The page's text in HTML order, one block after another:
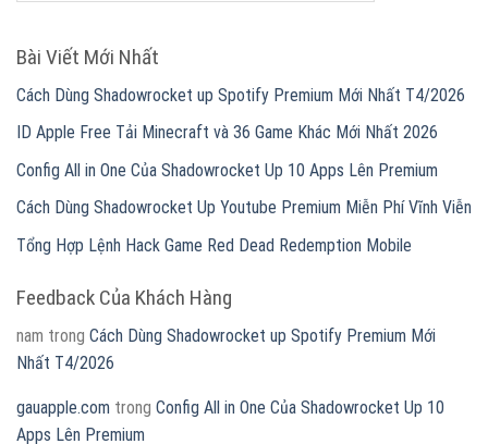
Bài Viết Mới Nhất
Cách Dùng Shadowrocket up Spotify Premium Mới Nhất T4/2026
ID Apple Free Tải Minecraft và 36 Game Khác Mới Nhất 2026
Config All in One Của Shadowrocket Up 10 Apps Lên Premium
Cách Dùng Shadowrocket Up Youtube Premium Miễn Phí Vĩnh Viễn
Tổng Hợp Lệnh Hack Game Red Dead Redemption Mobile
Feedback Của Khách Hàng
nam trong Cách Dùng Shadowrocket up Spotify Premium Mới
Nhất T4/2026
gauapple.com trong Config All in One Của Shadowrocket Up 10
Apps Lên Premium